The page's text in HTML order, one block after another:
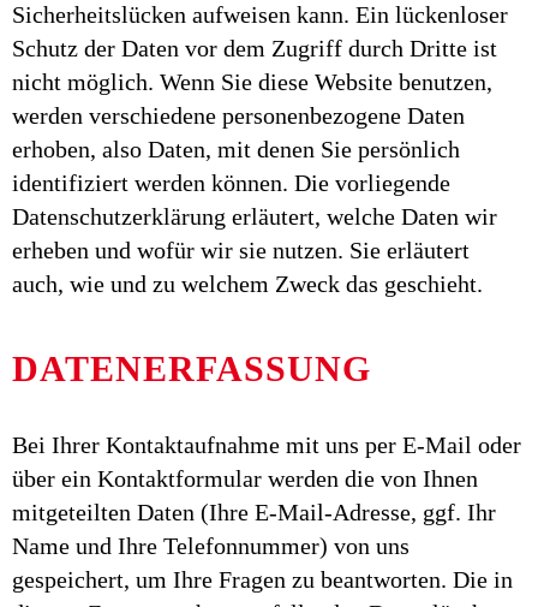
Sicherheitslücken aufweisen kann. Ein lückenloser
Schutz der Daten vor dem Zugriff durch Dritte ist
nicht möglich. Wenn Sie diese Website benutzen,
werden verschiedene personenbezogene Daten
erhoben, also Daten, mit denen Sie persönlich
identifiziert werden können. Die vorliegende
Datenschutzerklärung erläutert, welche Daten wir
erheben und wofür wir sie nutzen. Sie erläutert
auch, wie und zu welchem Zweck das geschieht.
DATENERFASSUNG
Bei Ihrer Kontaktaufnahme mit uns per E-Mail oder
über ein Kontaktformular werden die von Ihnen
mitgeteilten Daten (Ihre E-Mail-Adresse, ggf. Ihr
Name und Ihre Telefonnummer) von uns
gespeichert, um Ihre Fragen zu beantworten. Die in